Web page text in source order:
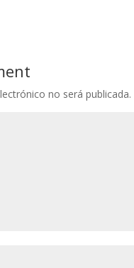
no será publicada.